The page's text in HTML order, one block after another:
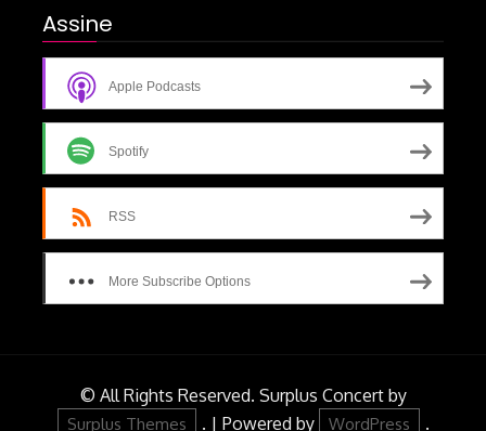
Assine
Apple Podcasts
Spotify
RSS
More Subscribe Options
© All Rights Reserved. Surplus Concert by
Surplus Themes . | Powered by WordPress .